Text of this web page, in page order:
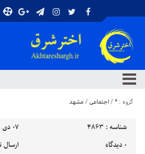
گروه : *
/اجتماعی/مشهد
شناسه : 4863
۰۷ دی ۱۳۹۸ - ۱۶:۵۸
۰ دیدگاه